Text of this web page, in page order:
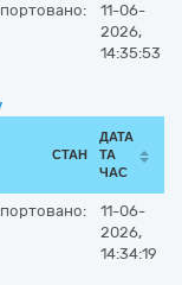
11-06-
2026,
14:35:53
СТАН
ДАТА
ТА
ЧАС
11-06-
2026,
14:34:19